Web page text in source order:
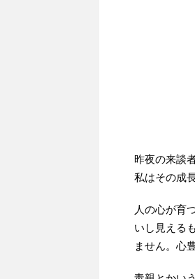
昨夜の来談
私はその成
人の心が育
いし見える
ません。心